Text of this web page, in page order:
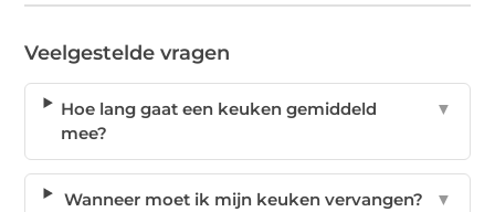
Veelgestelde vragen
Hoe lang gaat een keuken gemiddeld
mee?
▼
Wanneer moet ik mijn keuken vervangen? ▼